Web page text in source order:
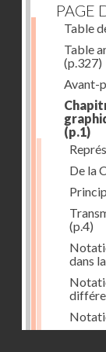
PAGE
Table
Table
(p.327)
Avant-
(p.1)
De la
(p.4)
dans